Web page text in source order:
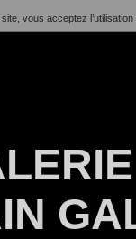
vous acceptez